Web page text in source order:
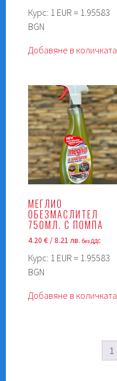
Курс: 1 EUR = 1.95583
BGN
Добавяне в количката
МЕГЛИО
ОБЕЗМАСЛИТЕЛ
750МЛ. С ПОМПА
4.20€/ 8.21 лв.без ДДС
Курс: 1 EUR = 1.95583
BGN
Добавяне в количката
1